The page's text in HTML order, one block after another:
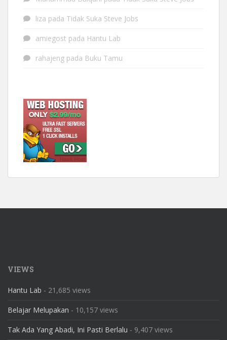
liza pada Tidak Suka Steve Jobs
amiegost pada Hantu Lab
rahajeng pada Buku Tamu
VIEWS
Hantu Lab - 21,685 views
Belajar Melupakan - 10,157 views
Tak Ada Yang Abadi, Ini Pasti Berlalu - 9,407 views